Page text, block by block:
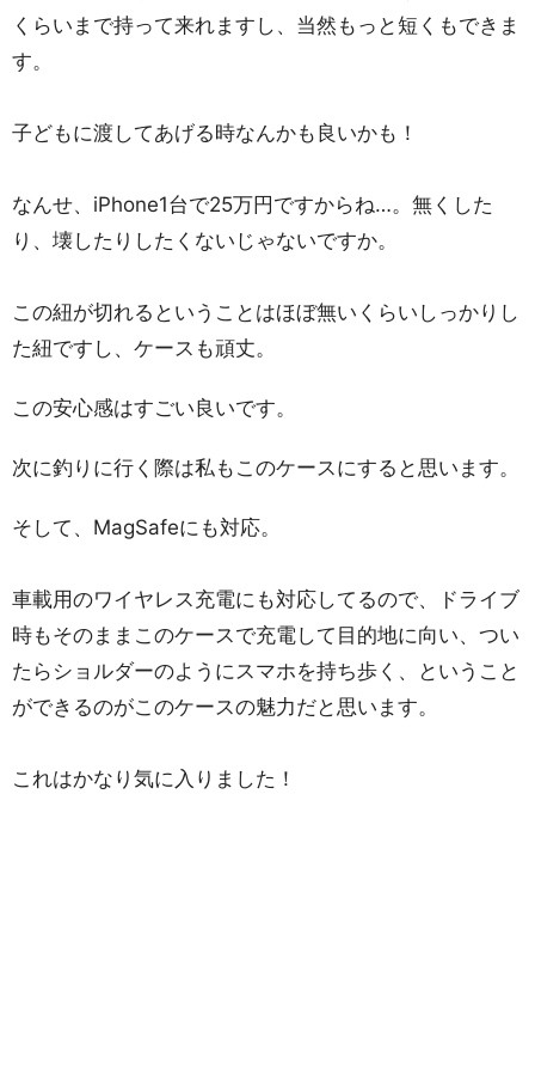
くらいまで持って来れますし、当然もっと短くもできま
す。
子どもに渡してあげる時なんかも良いかも！
なんせ、iPhone1台で25万円ですからね…。無くした
り、壊したりしたくないじゃないですか。
この紐が切れるということはほぼ無いくらいしっかりし
た紐ですし、ケースも頑丈。
この安心感はすごい良いです。
次に釣りに行く際は私もこのケースにすると思います。
そして、MagSafeにも対応。
車載用のワイヤレス充電にも対応してるので、ドライブ
時もそのままこのケースで充電して目的地に向い、つい
たらショルダーのようにスマホを持ち歩く、ということ
ができるのがこのケースの魅力だと思います。
これはかなり気に入りました！